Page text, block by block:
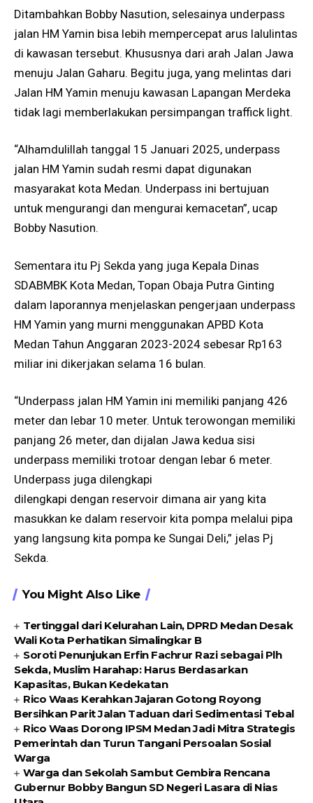
Ditambahkan Bobby Nasution, selesainya underpass
jalan HM Yamin bisa lebih mempercepat arus lalulintas
di kawasan tersebut. Khususnya dari arah Jalan Jawa
menuju Jalan Gaharu. Begitu juga, yang melintas dari
Jalan HM Yamin menuju kawasan Lapangan Merdeka
tidak lagi memberlakukan persimpangan traffick light.
“Alhamdulillah tanggal 15 Januari 2025, underpass
jalan HM Yamin sudah resmi dapat digunakan
masyarakat kota Medan. Underpass ini bertujuan
untuk mengurangi dan mengurai kemacetan”, ucap
Bobby Nasution.
Sementara itu Pj Sekda yang juga Kepala Dinas
SDABMBK Kota Medan, Topan Obaja Putra Ginting
dalam laporannya menjelaskan pengerjaan underpass
HM Yamin yang murni menggunakan APBD Kota
Medan Tahun Anggaran 2023-2024 sebesar Rp163
miliar ini dikerjakan selama 16 bulan.
“Underpass jalan HM Yamin ini memiliki panjang 426
meter dan lebar 10 meter. Untuk terowongan memiliki
panjang 26 meter, dan dijalan Jawa kedua sisi
underpass memiliki trotoar dengan lebar 6 meter.
Underpass juga dilengkapi
dilengkapi dengan reservoir dimana air yang kita
masukkan ke dalam reservoir kita pompa melalui pipa
yang langsung kita pompa ke Sungai Deli,” jelas Pj
Sekda.
You Might Also Like
Tertinggal dari Kelurahan Lain, DPRD Medan Desak
Wali Kota Perhatikan Simalingkar B
Soroti Penunjukan Erfin Fachrur Razi sebagai Plh
Sekda, Muslim Harahap: Harus Berdasarkan
Kapasitas, Bukan Kedekatan
Rico Waas Kerahkan Jajaran Gotong Royong
Bersihkan Parit Jalan Taduan dari Sedimentasi Tebal
Rico Waas Dorong IPSM Medan Jadi Mitra Strategis
Pemerintah dan Turun Tangani Persoalan Sosial
Warga
Warga dan Sekolah Sambut Gembira Rencana
Gubernur Bobby Bangun SD Negeri Lasara di Nias